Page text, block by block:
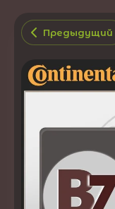
Предыдущий